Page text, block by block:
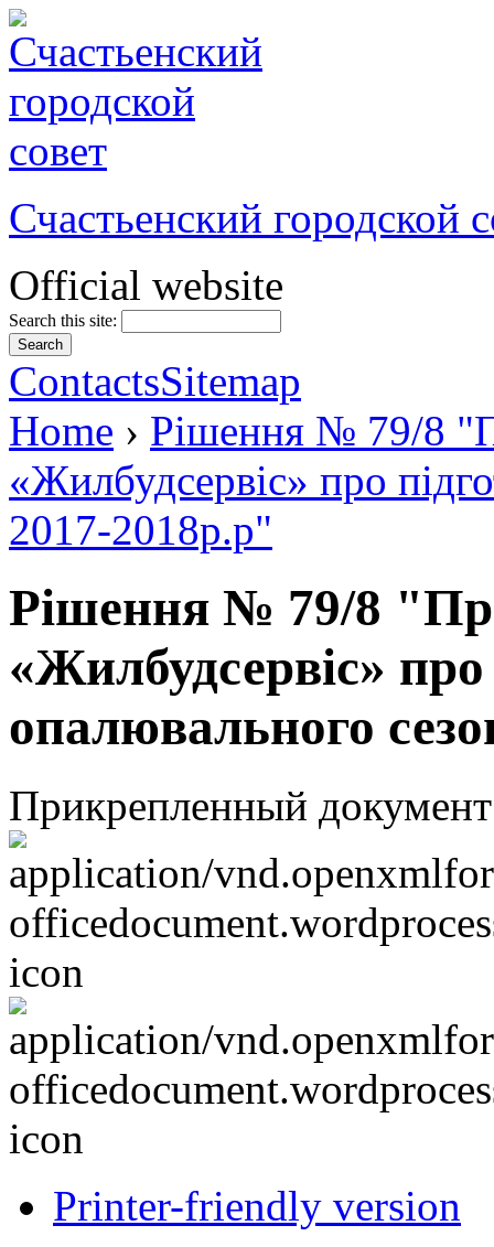
Счастьенский городской
Official website
Search this site:
ContactsSitemap
Home › Рішення № 79/8
«Жилбудсервіс» про
2017-2018р.р"
Рішення № 79/8
«Жилбудсервіс» про
опалювального
Прикрепленный
Printer-friendly version